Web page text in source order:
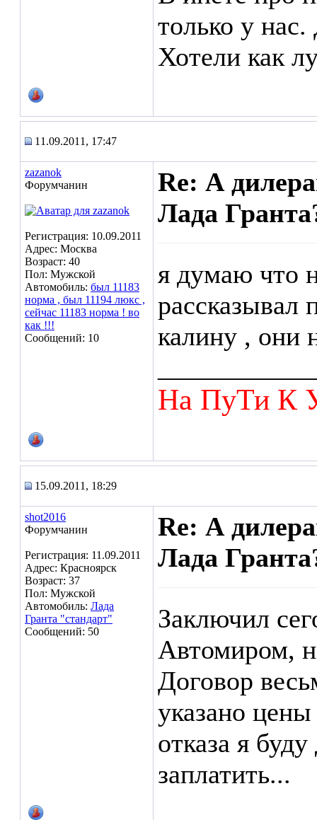
только у
Хотели как
11.09.2011, 17:47
zazanok
Форумчанин
Регистрация: 10.09.2011
Адрес: Москва
Возраст: 40
Пол: Мужской
Автомобиль: был 11183
норма , был 11194 люкс ,
сейчас 11183 норма ! во
как !!!
Сообщений: 10
Re: А
Лада
я думаю что
калину , они
На ПуТи К
15.09.2011, 18:29
shot2016
Форумчанин
Регистрация: 11.09.2011
Адрес: Красноярск
Возраст: 37
Пол: Мужской
Автомобиль: Лада
Гранта "стандарт"
Сообщений: 50
Re: А
Лада
Заключил
Автомиром,
Договор
указано
отказа я
заплатить...